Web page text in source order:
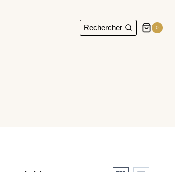
Rechercher 0